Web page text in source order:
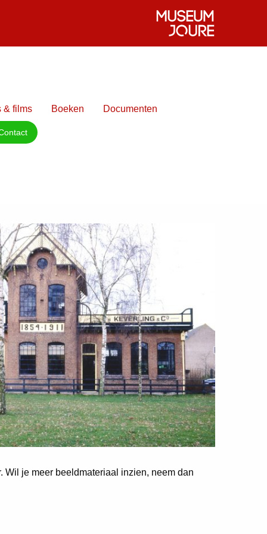
& films Boeken Documenten
Wil je meer beeldmateriaal inzien, neem dan